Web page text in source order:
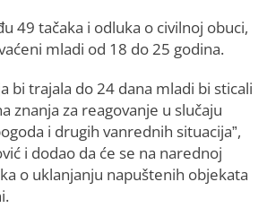
49 tačaka i odluka o civilnoj obuci,
mladi od 18 do 25 godina.
bi trajala do 24 dana mladi bi sticali
znanja za reagovanje u slučaju
i drugih vanrednih situacija”,
i dodao da će se na narednoj
o uklanjanju napuštenih objekata